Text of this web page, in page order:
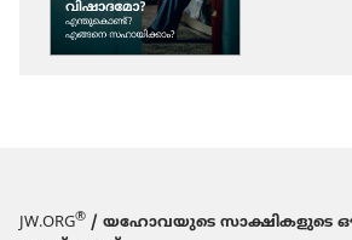
JW.ORG® / യഹോവയുടെ സാക്ഷികളുടെ